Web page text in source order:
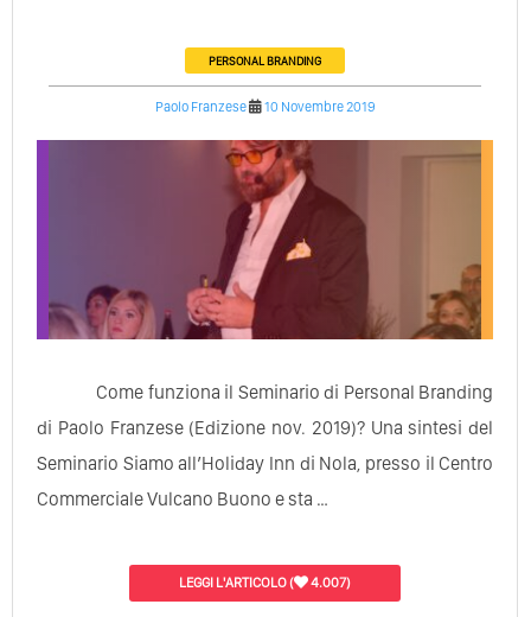
PERSONAL BRANDING
Paolo Franzese 10 Novembre 2019
Come funziona il Seminario di Personal Branding
di Paolo Franzese (Edizione nov. 2019)? Una sintesi del
Seminario Siamo all’Holiday Inn di Nola, presso il Centro
Commerciale Vulcano Buono e sta …
LEGGI L'ARTICOLO( 4.007)